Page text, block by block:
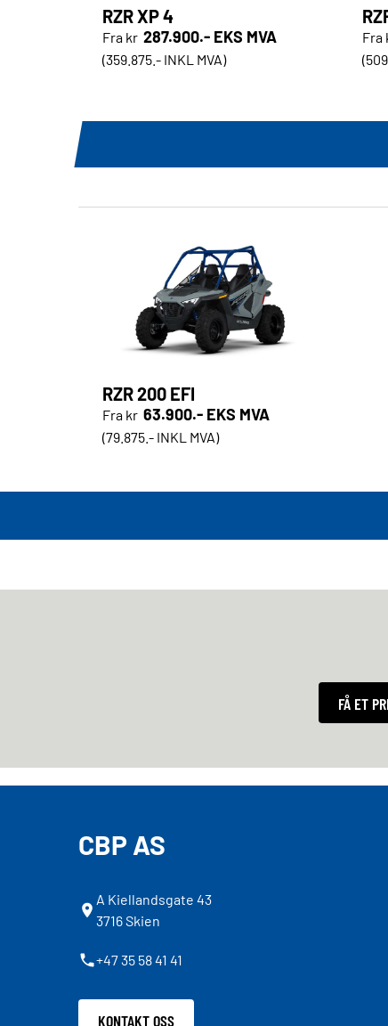
RZR XP 4
Fra kr 287.900.- EKS MVA
(359.875.- INKL MVA)
Fra
RZR 200 EFI
Fra kr 63.900.- EKS MVA
(79.875.- INKL MVA)
FÅ ET
CBP AS
A Kiellandsgate 43
3716 Skien
+47 35 58 41 41
KONTAKT OSS